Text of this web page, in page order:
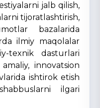
jalb qilish,
tijoratlashtirish,
bazalarida
ilmiy maqolalar
texnik dasturlari
innovatsion
ishtirok etish
ilgari